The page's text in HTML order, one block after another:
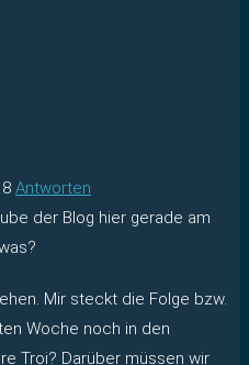
Antworten
der Blog hier gerade am
Mir steckt die Folge bzw.
Woche noch in den
Troi? Darüber müssen wir